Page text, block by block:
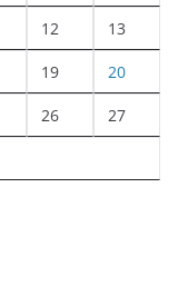
12 13
19 20
26 27